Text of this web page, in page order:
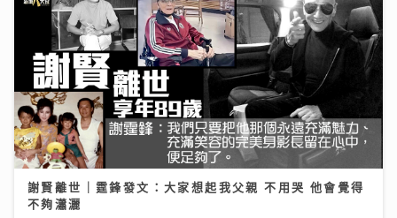
謝賢離世｜霆鋒發文：大家想起我父親 不用哭 他會覺得
不夠瀟灑